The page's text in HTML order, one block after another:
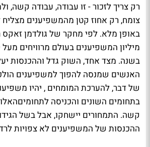
רק צריך לזכור - זו עבודה, עבודה קשה,
צומח, רק אחוז קטן מהמשפיענים
בשנה. מצד אחד, השוק גדל וההכנסות
האנשים שמנסה להפוך למשפיענים
של דבר, להערכת המומחים , יהיו
בתחומים השונים והכניסה לתחומיםהאלו
קשה. התמחורים יישחקו, אבל בשל
ההכנסות של המשפיענים לא צפויות